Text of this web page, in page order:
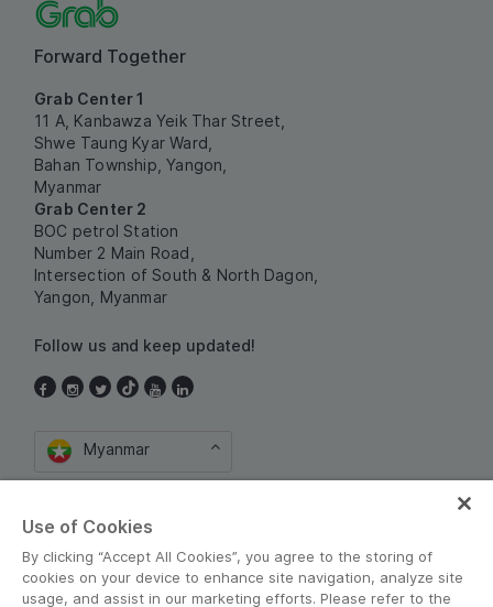
Forward Together
Grab Center 1
11 A, Kanbawza Yeik Thar Street,
Shwe Taung Kyar Ward,
Bahan Township, Yangon,
Myanmar
Grab Center 2
BOC petrol Station
Number 2 Main Road,
Intersection of South & North Dagon,
Yangon, Myanmar
Follow us and keep updated!
Myanmar
Use of Cookies
By clicking “Accept All Cookies”, you agree to the storing of
cookies on your device to enhance site navigation, analyze site
usage, and assist in our marketing efforts. Please refer to the